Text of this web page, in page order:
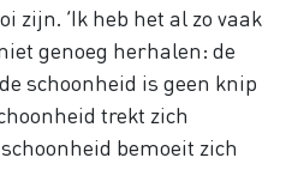
zijn. ‘Ik heb het al zo vaak
genoeg herhalen: de
schoonheid is geen knip
trekt zich
bemoeit zich